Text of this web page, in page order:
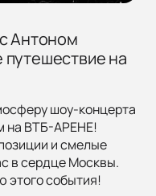
Антоном
на
шоу-концерта
на ВТБ-АРЕНЕ!
и смелые
в сердце Москвы.
этого события!